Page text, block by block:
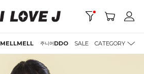
MELLMELL 주니어DDO SALE CATEGORY